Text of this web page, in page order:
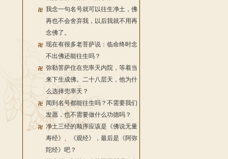
我念一句名号就可以往生净土，佛
再也不会舍弃我，以后我就不用再
念佛了。
现在有很多老菩萨说：临命终时念
不出佛还能往生吗？
弥勒菩萨住在兜率天内院，等着当
来下生成佛。二十八层天，他为什
么选择兜率天？
闻到名号都能往生吗？不需要我们
发愿，也不需要做什么功德吗？
净土三经的顺序应该是《佛说无量
寿经》、《观经》，最后是《阿弥
陀经》吧？